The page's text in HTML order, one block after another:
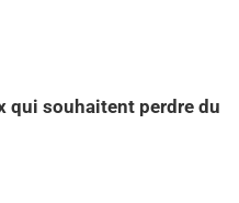
qui souhaitent perdre du